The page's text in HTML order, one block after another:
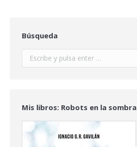
Búsqueda
Buscar:
Mis libros: Robots en la sombra